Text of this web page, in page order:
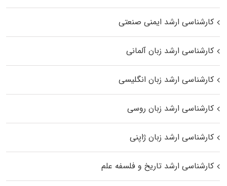
کارشناسی ارشد ایمنی صنعتی
کارشناسی ارشد زبان آلمانی
کارشناسی ارشد زبان انگلیسی
کارشناسی ارشد زبان روسی
کارشناسی ارشد زبان ژاپنی
کارشناسی ارشد تاریخ و فلسفه علم